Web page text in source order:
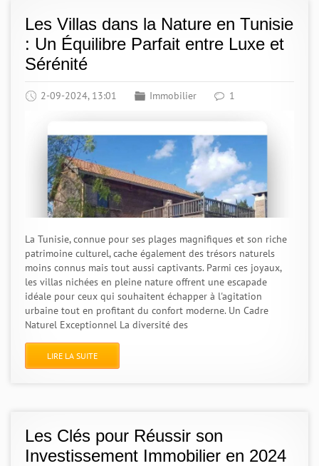
Les Villas dans la Nature en Tunisie
: Un Équilibre Parfait entre Luxe et
Sérénité
2-09-2024, 13:01 Immobilier 1
La Tunisie, connue pour ses plages magnifiques et son riche
patrimoine culturel, cache également des trésors naturels
moins connus mais tout aussi captivants. Parmi ces joyaux,
les villas nichées en pleine nature offrent une escapade
idéale pour ceux qui souhaitent échapper à l'agitation
urbaine tout en profitant du confort moderne. Un Cadre
Naturel Exceptionnel La diversité des
LIRE LA SUITE
Les Clés pour Réussir son
Investissement Immobilier en 2024